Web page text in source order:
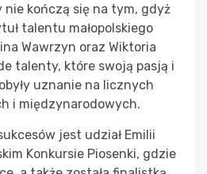
nie kończą się na tym, gdyż
talentu małopolskiego
Wawrzyn oraz Wiktoria
talenty, które swoją pasją i
uznanie na licznych
i międzynarodowych.
jest udział Emilii
Konkursie Piosenki, gdzie